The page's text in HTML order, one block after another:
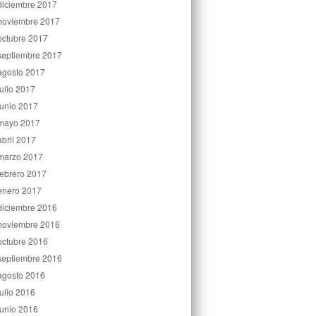
2017
2017
2017
2017
2017
2017
2017
2017
2017
2017
2017
2017
2016
2016
2016
2016
2016
2016
2016